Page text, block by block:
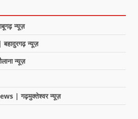
न्यूज़
न्यूज़
न्यूज़
| गढ़मुक्तेश्वर न्यूज़